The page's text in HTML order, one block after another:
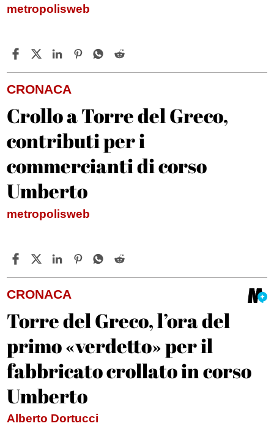
metropolisweb
CRONACA
Crollo a Torre del Greco,
contributi per i
commercianti di corso
Umberto
metropolisweb
CRONACA
Torre del Greco, l’ora del
primo «verdetto» per il
fabbricato crollato in corso
Umberto
Alberto Dortucci